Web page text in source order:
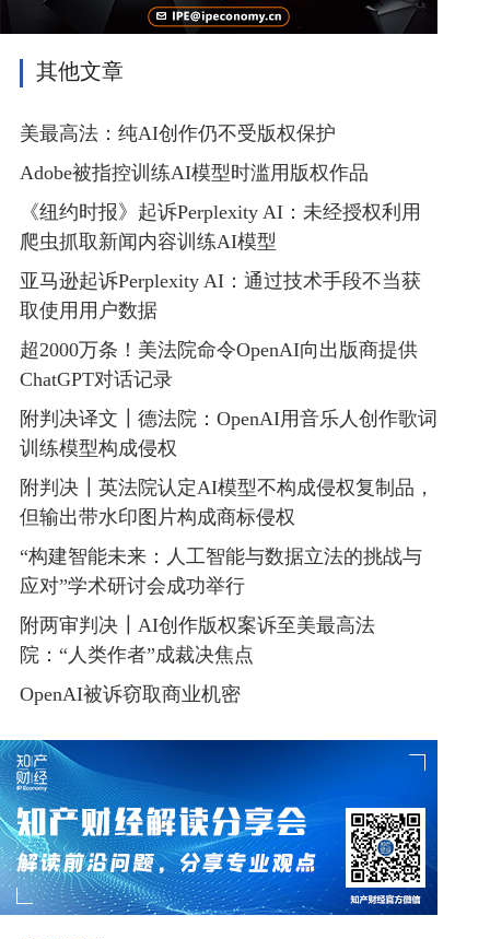
其他文章
美最高法：纯AI创作仍不受版权保护
Adobe被指控训练AI模型时滥用版权作品
《纽约时报》起诉Perplexity AI：未经授权利用
爬虫抓取新闻内容训练AI模型
亚马逊起诉Perplexity AI：通过技术手段不当获
取使用用户数据
超2000万条！美法院命令OpenAI向出版商提供
ChatGPT对话记录
附判决译文┃德法院：OpenAI用音乐人创作歌词
训练模型构成侵权
附判决┃英法院认定AI模型不构成侵权复制品，
但输出带水印图片构成商标侵权
“构建智能未来：人工智能与数据立法的挑战与
应对”学术研讨会成功举行
附两审判决┃AI创作版权案诉至美最高法
院：“人类作者”成裁决焦点
OpenAI被诉窃取商业机密